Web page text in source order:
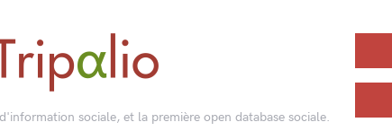
sociale, et la première open database sociale.